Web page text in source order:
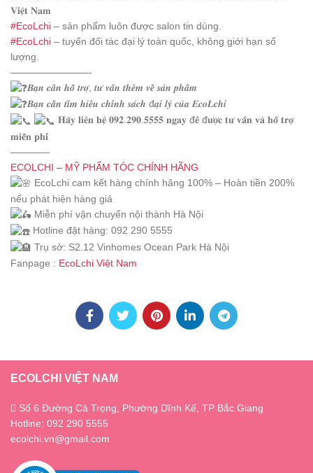
𝐕𝐢𝐞̣̂𝐭 𝐍𝐚𝐦
#EcoLchi – sản phẩm luôn được salon tin dùng.
#EcoLchi – tuyển đối tác đại lý toàn quốc, không giới hạn số
lượng.
————————-
𝑩𝒂̣𝒏 𝒄𝒂̂̀𝒏 𝒉𝒐̂̃ 𝒕𝒓𝒐̛̣, 𝒕𝒖̛ 𝒗𝒂̂́𝒏 𝒕𝒉𝒆̂𝒎 𝒗𝒆̂̀ 𝒔𝒂̉𝒏 𝒑𝒉𝒂̂̉𝒎
𝑩𝒂̣𝒏 𝒄𝒂̂̀𝒏 𝒕𝒊̀𝒎 𝒉𝒊𝒆̂̉𝒖 𝒄𝒉𝒊́𝒏𝒉 𝒔𝒂́𝒄𝒉 đ𝒂̣𝒊 𝒍𝒚́ 𝒄𝒖̉𝒂 𝑬𝒄𝒐𝑳𝒄𝒉𝒊
𝐇𝐚̃𝐲 𝐥𝐢𝐞̂𝐧 𝐡𝐞̣̂ 𝟎𝟗𝟐.𝟐𝟗𝟎.𝟓𝟓𝟓𝟓 𝐧𝐠𝐚𝐲 đ𝐞̂̉ đ𝐮̛𝐨̛̣𝐜 𝐭𝐮̛ 𝐯𝐚̂́𝐧 𝐯𝐚̀ 𝐡𝐨̂̃ 𝐭𝐫𝐨̛̣
𝐦𝐢𝐞̂̃𝐧 𝐩𝐡𝐢́
————
ECOLCHI – MỸ PHẨM TÓC CHÍNH HÃNG
EcoLchi cam kết hàng chính hãng 100% – Hoàn tiền 200%
nếu phát hiện hàng giả
Miễn phí vận chuyển nội thành Hà Nội
Hotline đặt hàng: 092 290 5555
Trụ sở: S2.12 Vinhomes Ocean Park Hà Nội
Fanpage : EcoLchi Việt Nam
ECOLCHI VIỆT NAM
Số 6 Đường Cả Trọng, Phường Dĩnh Kế, TP Bắc Giang
Hotline: 092 290 5555
ecolchi.vn@gmail.com